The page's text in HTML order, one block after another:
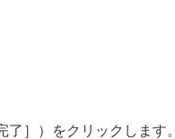
］）をクリックします。